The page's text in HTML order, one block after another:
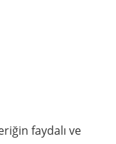
faydalı ve